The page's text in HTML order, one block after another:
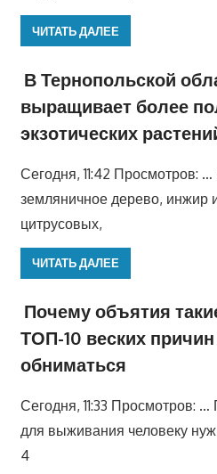
ЧИТАТЬ ДАЛЕЕ
В Тернопольской
выращивает более
экзотических
Сегодня, 11:42 Просмотров:
земляничное дерево, инжир
цитрусовых,
ЧИТАТЬ ДАЛЕЕ
Почему объятия
ТОП-10 веских
обниматься
Сегодня, 11:33 Просмотров: …
для выживания человеку
4